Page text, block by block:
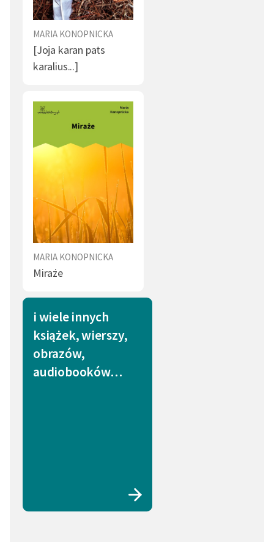
MARIA KONOPNICKA
[Joja karan pats
karalius...]
MARIA KONOPNICKA
Miraże
i wiele innych
książek, wierszy,
obrazów,
audiobooków…